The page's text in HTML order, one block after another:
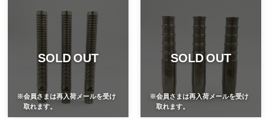
SOLD OUT
※会員さまは再入荷メールを受け
取れます。
SOLD OUT
※会員さまは再入荷メールを受け
取れます。